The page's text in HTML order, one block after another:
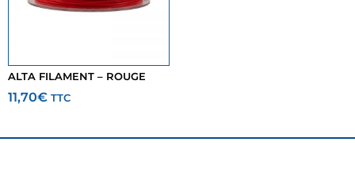
ALTA FILAMENT – ROUGE
11,70€ TTC